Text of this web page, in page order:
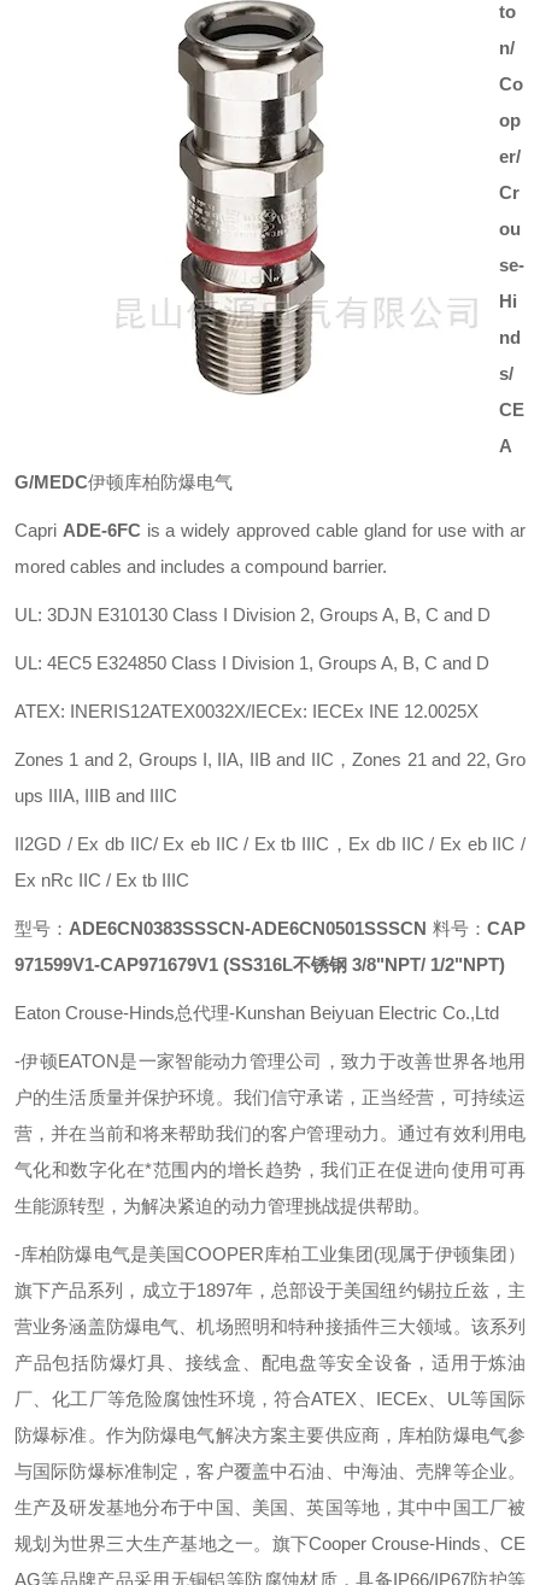
to
n/
Co
op
er/
Cr
ou
se-
Hi
nd
s/
CE
A
G/MEDC伊顿库柏防爆电气
Capri ADE-6FC is a widely approved cable gland for use with ar
mored cables and includes a compound barrier.
UL: 3DJN E310130 Class I Division 2, Groups A, B, C and D
UL: 4EC5 E324850 Class I Division 1, Groups A, B, C and D
ATEX: INERIS12ATEX0032X/IECEx: IECEx INE 12.0025X
Zones 1 and 2, Groups I, IIA, IIB and IIC，Zones 21 and 22, Gro
ups IIIA, IIIB and IIIC
II2GD / Ex db IIC/ Ex eb IIC / Ex tb IIIC，Ex db IIC / Ex eb IIC /
Ex nRc IIC / Ex tb IIIC
型号： ADE6CN0383SSSCN-ADE6CN0501SSSCN 料号：CAP
971599V1-CAP971679V1 (SS316L不锈钢 3/8"NPT/ 1/2"NPT)
Eaton Crouse-Hinds总代理-Kunshan Beiyuan Electric Co.,Ltd
-伊顿EATON是一家智能动力管理公司，致力于改善世界各地用
户的生活质量并保护环境。我们信守承诺，正当经营，可持续运
营，并在当前和将来帮助我们的客户管理动力。通过有效利用电
气化和数字化在*范围内的增长趋势，我们正在促进向使用可再
生能源转型，为解决紧迫的动力管理挑战提供帮助。
-库柏防爆电气是美国COOPER库柏工业集团(现属于伊顿集团）
旗下产品系列，成立于1897年，总部设于美国纽约锡拉丘兹，主
营业务涵盖防爆电气、机场照明和特种接插件三大领域。该系列
产品包括防爆灯具、接线盒、配电盘等安全设备，适用于炼油
厂、化工厂等危险腐蚀性环境，符合ATEX IECEx UL 等国际
防爆标准。作为防爆电气解决方案主要供应商，库柏防爆电气参
与国际防爆标准制定，客户覆盖中石油、中海油、壳牌等企业。
生产及研发基地分布于中国、美国、英国等地，其中中国工厂被
规划为世界三大生产基地之一。旗下Cooper Crouse-Hinds 、CE
AG等品牌产品采用无铜铝等防腐蚀材质，具备IP66/IP67防护等